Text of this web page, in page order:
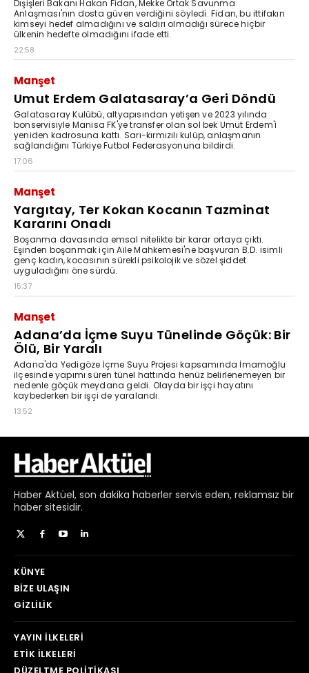
Haber Aktüel, son dakika haberler servis eden, reklamsız bir
haber sitesidir.
KÜNYE
BIZE ULAŞIN
GIZLILIK
YAYIN İLKELERI
ETIK İLKELERI